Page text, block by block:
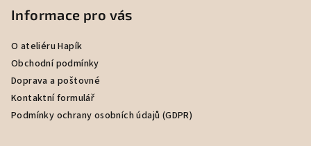
Informace pro vás
O ateliéru Hapík
Obchodní podmínky
Doprava a poštovné
Kontaktní formulář
Podmínky ochrany osobních údajů (GDPR)